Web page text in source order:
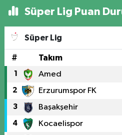
Süper Lig Puan
Süper Lig
# Takım
1 Amed
2 Erzurumspor FK
3 Başakşehir
4 Kocaelispor